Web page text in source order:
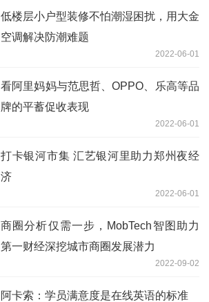
低楼层小户型装修不怕潮湿困扰，用大金
空调解决防潮难题
2022-06-01
看阿里妈妈与范思哲、OPPO、乐高等品
牌的平蓄促收表现
2022-06-01
打卡银河市集 汇艺银河里助力郑州夜经
济
2022-06-01
商圈分析仅需一步，MobTech智图助力
第一财经深挖城市商圈发展潜力
2022-09-02
阿卡索：学员满意度是在线英语的标准